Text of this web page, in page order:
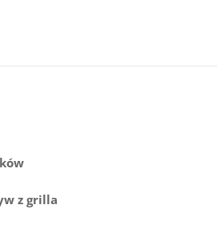
z grilla